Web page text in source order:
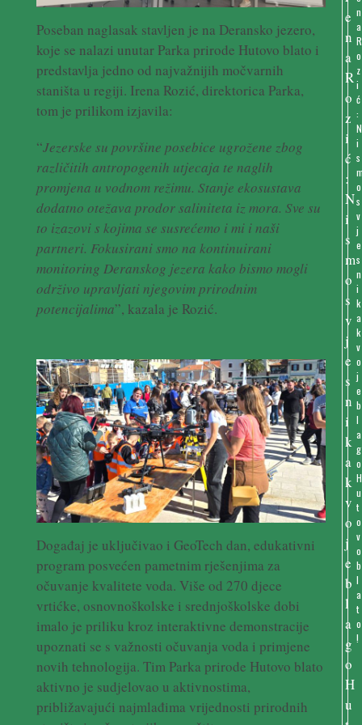
Poseban naglasak stavljen je na Deransko jezero,
koje se nalazi unutar Parka prirode Hutovo blato i
predstavlja jedno od najvažnijih močvarnih
staništa u regiji. Irena Rozić, direktorica Parka,
tom je prilikom izjavila:
“Jezerske su površine posebice ugrožene zbog
različitih antropogenih utjecaja te naglih
promjena u vodnom režimu. Stanje ekosustava
dodatno otežava prodor saliniteta iz mora. Sve su
to izazovi s kojima se susrećemo i mi i naši
partneri. Fokusirani smo na kontinuirani
monitoring Deranskog jezera kako bismo mogli
održivo upravljati njegovim prirodnim
potencijalima”, kazala je Rozić.
Događaj je uključivao i GeoTech dan, edukativni
program posvećen pametnim rješenjima za
očuvanje kvalitete voda. Više od 270 djece
vrtićke, osnovnoškolske i srednjoškolske dobi
imalo je priliku kroz interaktivne demonstracije
upoznati se s važnosti očuvanja voda i primjene
novih tehnologija. Tim Parka prirode Hutovo blato
aktivno je sudjelovao u aktivnostima,
približavajući najmlađima vrijednosti prirodnih
n
a
R
o
z
i
ć
:
N
i
s
o
s
v
j
e
s
n
i
k
a
k
v
o
j
e
b
l
a
g
o
H
u
t
o
v
o
b
l
a
t
o
!